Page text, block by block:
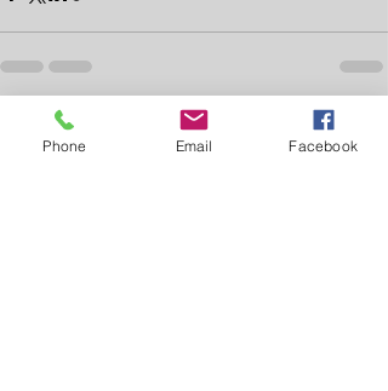
Posts recentes Ver tudo
Phone Email Facebook